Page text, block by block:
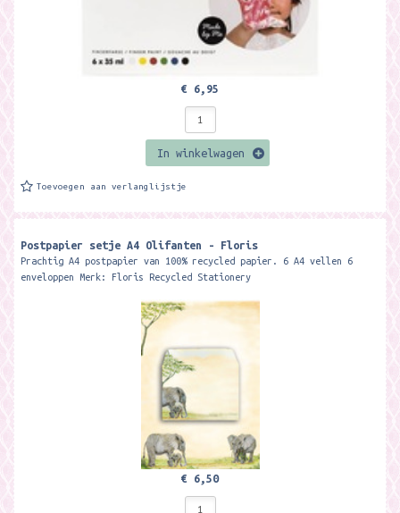
€ 6,95
In winkelwagen
Toevoegen aan verlanglijstje
Postpapier setje A4 Olifanten - Floris
Prachtig A4 postpapier van 100% recycled papier. 6 A4 vellen 6
enveloppen Merk: Floris Recycled Stationery
€ 6,50